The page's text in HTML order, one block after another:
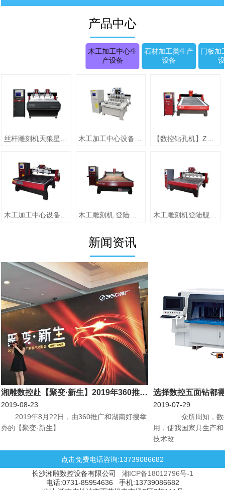
产品中心
木工加工中心生
产设备
石材加工类生产
设备
门板加
木工雕刻机登陆舰系列 ZMD-1618A
新闻资讯
湘雕数控赴【聚变·新生】2019年360推广新客户见面会机械行业专场会议
2019-08-23
​2019年8月22日，由360推广和湖南好搜举
办的【聚变·新生】...
选择数控五面钻都
2019-07-29
众所周知，数
用，使我国家具生产
技术改...
点击免费电话咨询:13739086682
长沙湘雕数控设备有限公司 湘ICP备18012796号-1
电话:0731-85954636 手机:13739086682